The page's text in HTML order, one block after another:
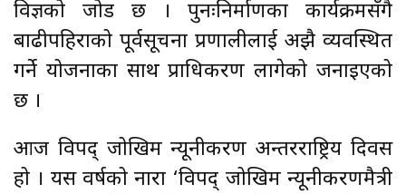
विज्ञको जोड छ । पुनःनिर्माणका कार्यक्रमसँगै
बाढीपहिराको पूर्वसूचना प्रणालीलाई अझै व्यवस्थित
गर्ने योजनाका साथ प्राधिकरण लागेको जनाइएको
छ ।
आज विपद् जोखिम न्यूनीकरण अन्तरराष्ट्रिय दिवस
हो । यस वर्षको नारा ‘विपद् जोखिम न्यूनीकरणमैत्री